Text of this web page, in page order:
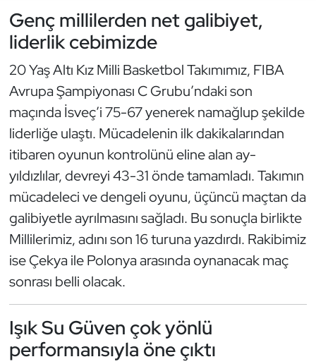
Genç millilerden net galibiyet,
liderlik cebimizde
20 Yaş Altı Kız Milli Basketbol Takımımız, FIBA
Avrupa Şampiyonası C Grubu’ndaki son
maçında İsveç’i 75-67 yenerek namağlup şekilde
liderliğe ulaştı. Mücadelenin ilk dakikalarından
itibaren oyunun kontrolünü eline alan ay-
yıldızlılar, devreyi 43-31 önde tamamladı. Takımın
mücadeleci ve dengeli oyunu, üçüncü maçtan da
galibiyetle ayrılmasını sağladı. Bu sonuçla birlikte
Millilerimiz, adını son 16 turuna yazdırdı. Rakibimiz
ise Çekya ile Polonya arasında oynanacak maç
sonrası belli olacak.
Işık Su Güven çok yönlü
performansıyla öne çıktı
Dans Sporları
Dövüş Sanatı
E-Spor
Eskrim
Futbol
Futsal
Genel
Golf
Halter